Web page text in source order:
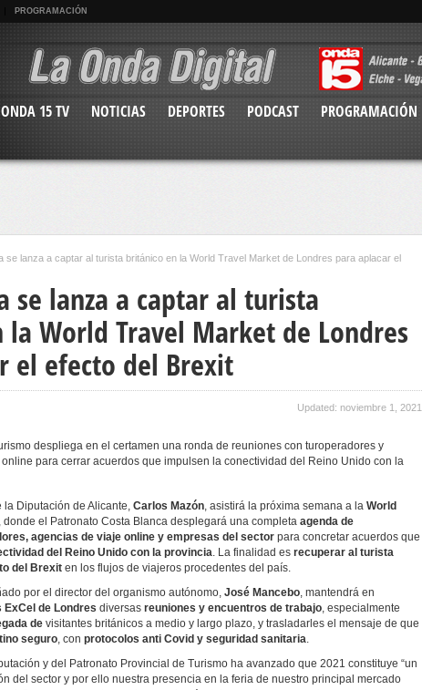
PROGRAMACIÓN
ONDA 15 TV NOTICIAS DEPORTES PODCAST PROGRAMACIÓN
se lanza a captar al turista británico en la World Travel Market de Londres para aplacar el
se lanza a captar al turista
World Travel Market de Londres
el efecto del Brexit
Updated: noviembre 1, 2021
despliega en el certamen una ronda de reuniones con turoperadores y
para cerrar acuerdos que impulsen la conectividad del Reino Unido con la
la Diputación de Alicante, Carlos Mazón, asistirá la próxima semana a la World
, donde el Patronato Costa Blanca desplegará una completa agenda de
agencias de viaje online y empresas del sector para concretar acuerdos que
del Reino Unido con la provincia. La finalidad es recuperar al turista
del Brexit en los flujos de viajeros procedentes del país.
por el director del organismo autónomo, José Mancebo, mantendrá en
de Londres diversas reuniones y encuentros de trabajo, especialmente
de visitantes británicos a medio y largo plazo, y trasladarles el mensaje de que
seguro, con protocolos anti Covid y seguridad sanitaria.
y del Patronato Provincial de Turismo ha avanzado que 2021 constituye “un
del sector y por ello nuestra presencia en la feria de nuestro principal mercado